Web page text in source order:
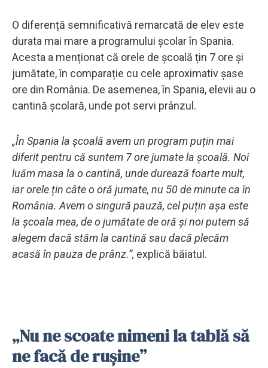
O diferență semnificativă remarcată de elev este
durata mai mare a programului școlar în Spania.
Acesta a menționat că orele de școală țin 7 ore și
jumătate, în comparație cu cele aproximativ șase
ore din România. De asemenea, în Spania, elevii au o
cantină școlară, unde pot servi prânzul.
„În Spania la școală avem un program puțin mai
diferit pentru că suntem 7 ore jumate la școală. Noi
luăm masa la o cantină, unde durează foarte mult,
iar orele țin câte o oră jumate, nu 50 de minute ca în
România. Avem o singură pauză, cel puțin așa este
la școala mea, de o jumătate de oră și noi putem să
alegem dacă stăm la cantină sau dacă plecăm
acasă în pauza de prânz.”, explică băiatul.
„Nu ne scoate nimeni la tablă să
ne facă de rușine”